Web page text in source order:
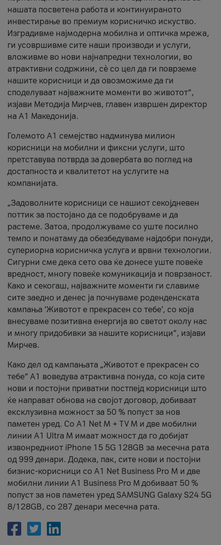
нашата посветена работа и континуираното
инвестирање во премиум корисничко искуство.
Изградивме најмодерна мобилна и оптичка мрежа,
ги усовршивме сите наши производи и услуги,
вложивме во нови најнапредни технологии, во
атрактивни содржини, сè со цел да ги поврземе
нашите корисници и да овозможиме да ги
споделуваат најважните моменти во животот“,
изјави Методија Мирчев, главен извршен директор
на А1 Македонија.
Големото А1 семејство надминува милион
корисници на мобилни и фиксни услуги, што
претставува потврда за довербата во поглед на
достапноста и квалитетот на услугите на
компанијата.
„Задоволните корисници се нашиот секојдневен
поттик за постојано да се подобруваме и да
растеме. Затоа, продолжуваме со уште посилно
темпо и понатаму да обезбедуваме најдобри понуди,
супериорна корисничка услуга и врвни технологии.
Сигурни сме дека сето ова ќе донесе уште повеќе
вредност, многу повеќе комуникација и поврзаност.
Kако и секогаш, најважните моменти ги славиме
сите заедно и денес ја почнуваме роденденската
кампања ‘Животот е прекрасен со тебе’, со која
внесуваме позитивна енергија во светот околу нас
и многу придобивки за нашите корисници“, изјави
Мирчев.
Како дел од кампањата „Животот е прекрасен со
тебе“ А1 воведува атрактивна понуда, со која сите
нови и постојни приватни постпејд корисници што
ќе направат обнова на својот договор, добиваат
ексклузивна можност за 50 % попуст за нов
паметен уред. Со А1 Net M + TV M и две мобилни
линии A1 Ultra M имаат можност да го добијат
извонредниот iPhone 15 5G 128GB за месечна рата
од 999 денари. Додека, пак, сите нови и постојни
бизнис-корисници со А1 Net Business Pro M и две
мобилни линии А1 Business Pro М добиваат 50 %
попуст за нов паметен уред SAMSUNG Galaxy S24 5G
8/128GB, со 287 денари месечна рата.